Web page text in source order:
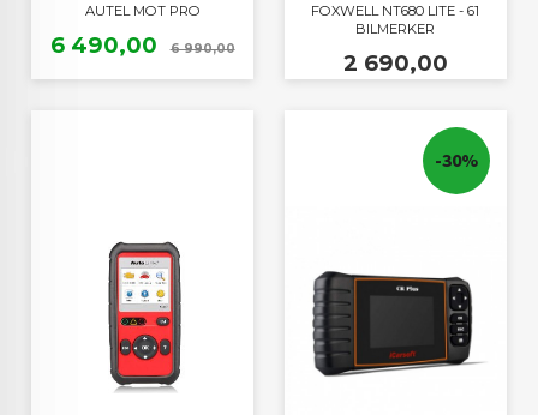
AUTEL MOT PRO
Tilbud
6 490,00 6 990,00Rabatt
FOXWELL NT680 LITE - 61
BILMERKER
Pris
2 690,00
-30%